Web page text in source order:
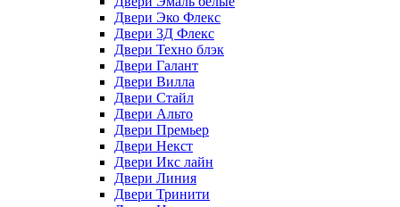
Двери Эко Флекс
Двери 3Д Флекс
Двери Техно блэк
Двери Галант
Двери Вилла
Двери Стайл
Двери Альто
Двери Премьер
Двери Некст
Двери Икс лайн
Двери Линия
Двери Тринити